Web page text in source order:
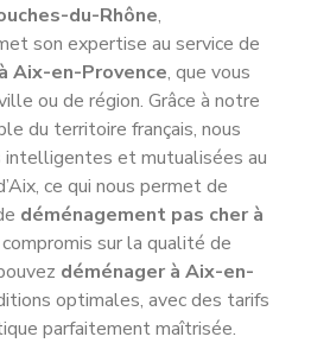
du-Rhône,
son expertise au service de
Aix-en-Provence, que vous
ou de région. Grâce à notre
du territoire français, nous
intelligentes et mutualisées au
ce qui nous permet de
déménagement pas cher à
compromis sur la qualité de
déménager à Aix-en-
optimales, avec des tarifs
parfaitement maîtrisée.